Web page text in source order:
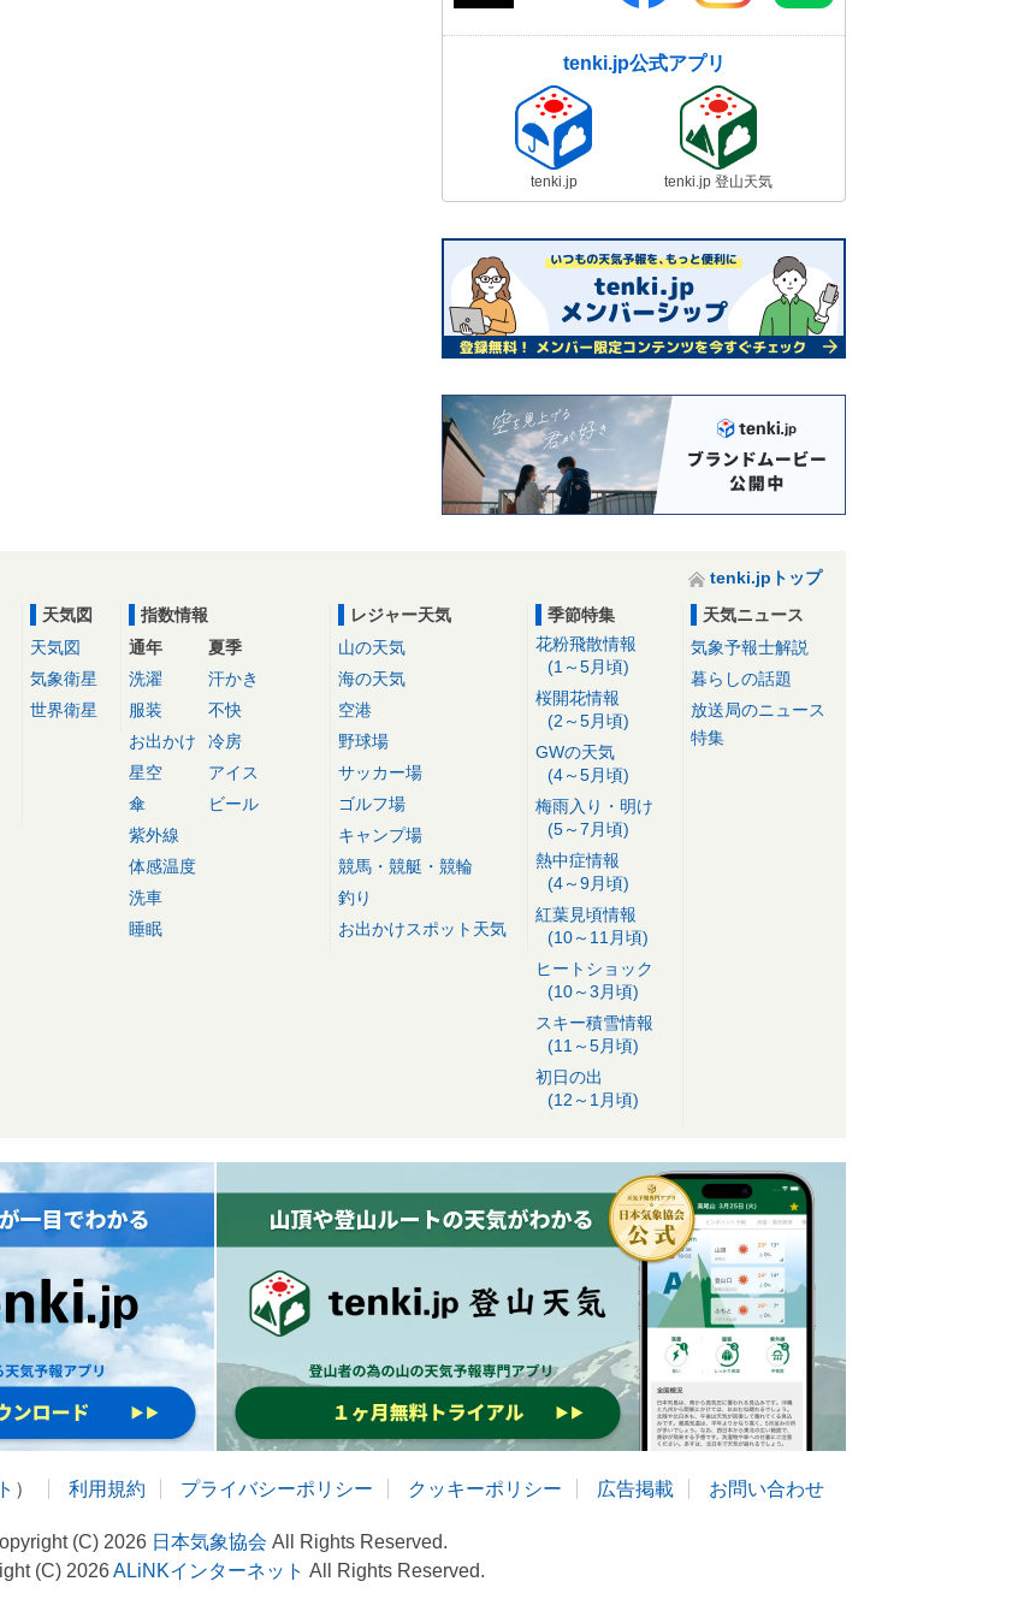
tenki.jp公式アプリ
tenki.jp tenki.jp 登山天気
tenki.jpトップ
天気図
天気図
気象衛星
世界衛星
指数情報
通年
洗濯
服装
お出かけ
星空
傘
紫外線
体感温度
洗車
睡眠
夏季
汗かき
不快
冷房
アイス
ビール
レジャー天気
山の天気
海の天気
空港
野球場
サッカー場
ゴルフ場
キャンプ場
競馬・競艇・競輪
釣り
お出かけスポット天気
季節特集
花粉飛散情報
(1～5月頃)
桜開花情報
(2～5月頃)
GWの天気
(4～5月頃)
梅雨入り・明け
(5～7月頃)
熱中症情報
(4～9月頃)
紅葉見頃情報
(10～11月頃)
ヒートショック
(10～3月頃)
スキー積雪情報
(11～5月頃)
初日の出
(12～1月頃)
天気ニュース
気象予報士解説
暮らしの話題
放送局のニュース
特集
） 利用規約 プライバシーポリシー クッキーポリシー 広告掲載 お問い合わせ
(C) 2026 日本気象協会 All Rights Reserved.
(C) 2026ALiNKインターネット All Rights Reserved.